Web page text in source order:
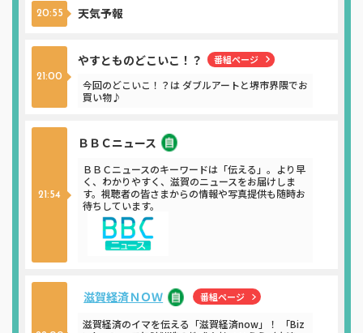
20:55 天気予報
21:00
やすとものどこいこ！？ 番組ページ
今回のどこいこ！？は ダブルアートと堺市界隈でお
買い物♪
21:54
ＢＢＣニュース
ＢＢＣニュースのキーワードは「伝える」。より早
く、わかりやすく、滋賀のニュースをお届けしま
す。視聴者の皆さまからの情報や写真提供も随時お
待ちしています。
滋賀経済ＮＯＷ 番組ページ
滋賀経済のイマを伝える「滋賀経済now」！ 「Biz